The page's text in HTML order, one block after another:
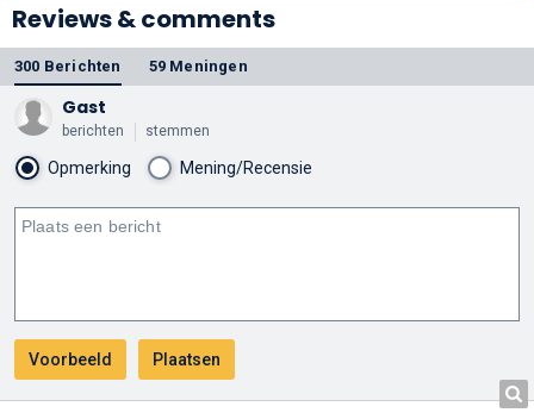
Reviews & comments
300 Berichten 59 Meningen
Gast
berichten stemmen
Opmerking Mening/Recensie